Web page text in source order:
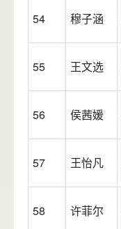
54 穆子涵
55 王文选
56 侯茜媛
57 王怡凡
58 许菲尔